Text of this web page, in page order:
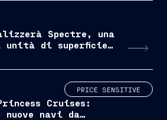
Spectre, una
unità di superficie
Cruises:
nuove navi da
PRICE SENSITIVE